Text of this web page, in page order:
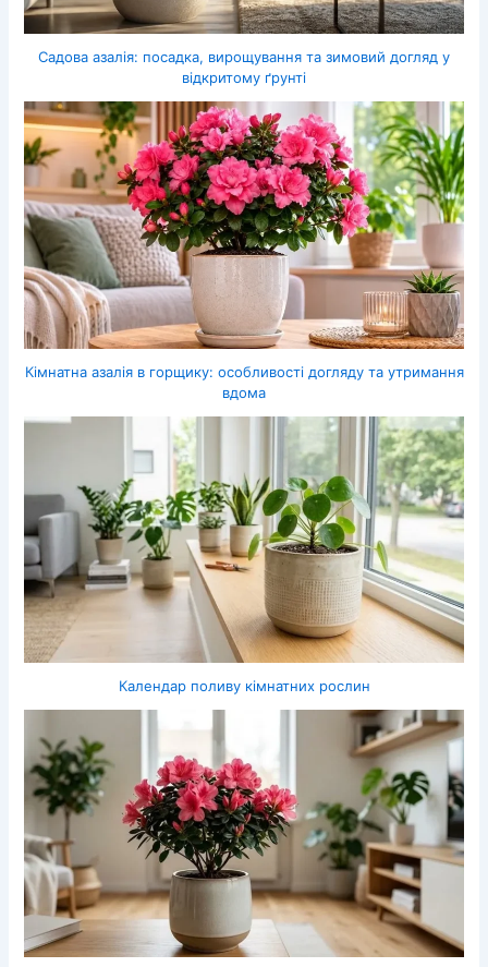
Садова азалія: посадка, вирощування та зимовий догляд у
відкритому ґрунті
Кімнатна азалія в горщику: особливості догляду та утримання
вдома
Календар поливу кімнатних рослин